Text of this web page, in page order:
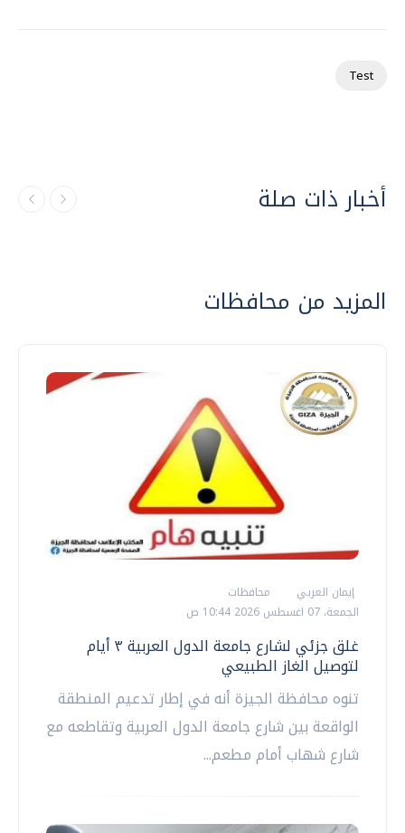
Test
أخبار ذات صلة
المزيد من محافظات
إيمان العربي
محافظات
الجمعة، 07 اغسطس 2026 10:44 ص
غلق جزئي لشارع جامعة الدول العربية ٣ أيام
لتوصيل الغاز الطبيعي
تنوه محافظة الجيزة أنه في إطار تدعيم المنطقة
الواقعة بين شارع جامعة الدول العربية وتقاطعه مع
شارع شهاب أمام مطعم...